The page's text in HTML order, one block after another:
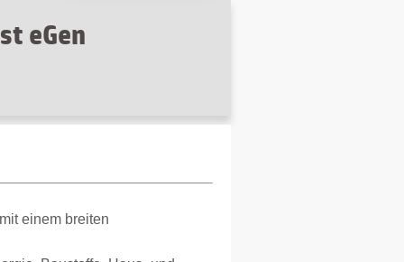
eGen
einem breiten